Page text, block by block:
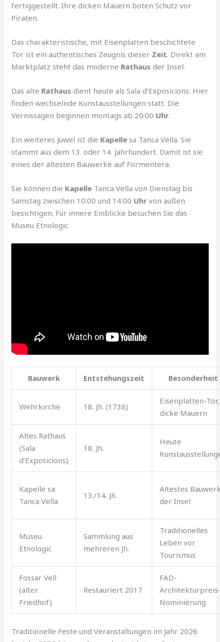
fertiggestellt. Ihre dicken Mauern boten Schutz vor
Piraten.
Das charakteristische, mit Eisenplatten beschichtete
Tor ist ein authentisches Zeugnis dieser Zeit. Direkt am
Marktplatz steht das moderne Rathaus der Insel.
Das alte Rathaus dient heute als Sala d’Exposicions. Hier
finden wechselnde Kunstausstellungen statt. Die
Vernissagen beginnen montags ab 20:00 Uhr.
Ein weiteres Juwel ist die Kapelle sa Tanca Vella. Sie
stammt aus dem 13. oder 14. Jahrhundert. Damit ist sie
eines der ältesten Bauwerke auf Formentera.
Sie können die Kapelle Tanca Vella von Dienstag bis
Samstag zwischen 10:00 und 14:00 Uhr von außen
besichtigen. Für innere Einblicke besuchen Sie das
Museu Etnologic.
Bauwerk Entstehungszeit Besonderheit
Wehrkirche 18. Jh. (1738)
Eisenplatten-Tor,
dicke Mauern
Altes Rathaus
(Sala
d’Exposicions)
18. Jh.
Heute
Kapelle sa
Tanca Vella
13./14. Jh.
Ältestes
der Insel
Museu
Etnologic
Sammlung aus
mehreren Jh.
Traditionelles
Leben vor
Tourismus
Fossar Vell
(alter
Friedhof)
Restauriert 2017
FAD-
Nominierung
Traditionelle Feste und Veranstaltungen im Jahr 2026